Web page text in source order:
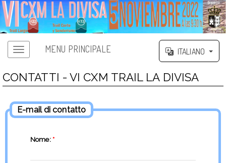
MENU PRINCIPALE ITALIANO
CONTATTI - VI CXM TRAIL LA DIVISA
E-mail di contatto
Nome: *